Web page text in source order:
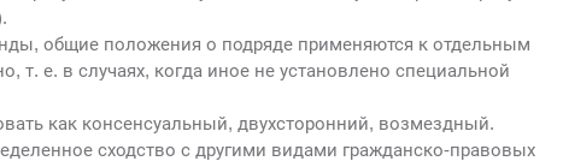
общие положения о подряде применяются к отдельным
т. е. в случаях, когда иное не установлено специальной
как консенсуальный, двухсторонний, возмездный.
сходство с другими видами гражданско-правовых